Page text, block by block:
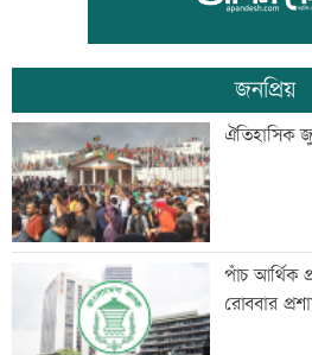
অবশেষে
বিমানের
মাতারবাড়ি
প্রধানমন্ত্রী
জনপ্রিয়
ঐতিহাসিক
পাঁচ আর্থিক
রোববার